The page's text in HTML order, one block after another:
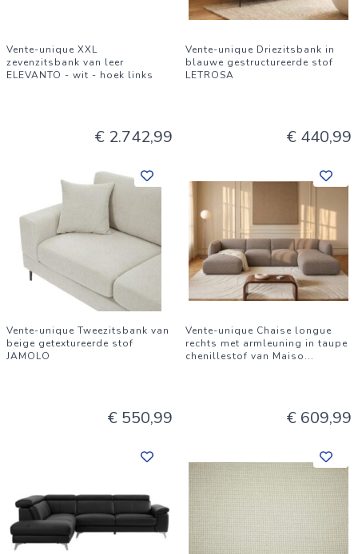
Vente-unique XXL
zevenzitsbank van leer
ELEVANTO - wit - hoek links
€ 2.742,99
Vente-unique Driezitsbank in
blauwe gestructureerde stof
LETROSA
€ 440,99
Vente-unique Tweezitsbank van
beige getextureerde stof
JAMOLO
€ 550,99
Vente-unique Chaise longue
rechts met armleuning in taupe
chenillestof van Maiso...
€ 609,99